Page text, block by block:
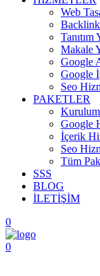
Web
Tanıtım
Makale
Google
Google
Seo
PAKETLER
Google
İçerik
Seo
Tüm
SSS
BLOG
İLETİŞİM
0
0